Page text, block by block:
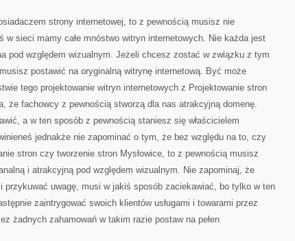
NIE
O
strony internetowej, to z pewnością musisz nie
w sieci mamy całe mnóstwo witryn internetowych. Nie każda jest
pod względem wizualnym. Jeżeli chcesz zostać w związku z tym
postawić na oryginalną witrynę internetową. Być może
tego projektowanie witryn internetowych z Projektowanie stron
że fachowcy z pewnością stworzą dla nas atrakcyjną domenę.
a w ten sposób z pewnością staniesz się właścicielem
jednakże nie zapominać o tym, że bez względu na to, czy
stron czy tworzenie stron Mysłowice, to z pewnością musisz
i atrakcyjną pod względem wizualnym. Nie zapominaj, że
przykuwać uwagę, musi w jakiś sposób zaciekawiać, bo tylko w ten
zaintrygować swoich klientów usługami i towarami przez
żadnych zahamowań w takim razie postaw na pełen